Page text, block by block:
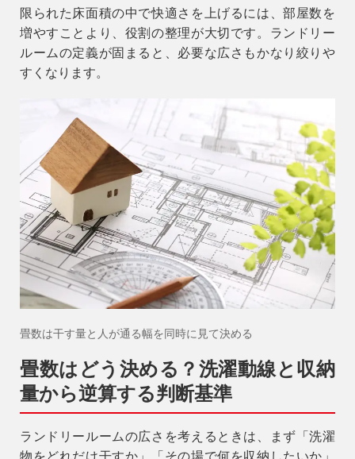
限られた床面積の中で快適さを上げるには、部屋数を
増やすことより、役割の整理が大切です。ランドリー
ルームの定義が固まると、必要な広さもかなり絞りや
すくなります。
畳数は干す量と人が通る幅を同時に見て決める
畳数はどう決める？洗濯動線と収納
量から逆算する判断基準
ランドリールームの広さを考えるときは、まず「洗濯
物をどれだけ干すか」「その場で何を収納したいか」